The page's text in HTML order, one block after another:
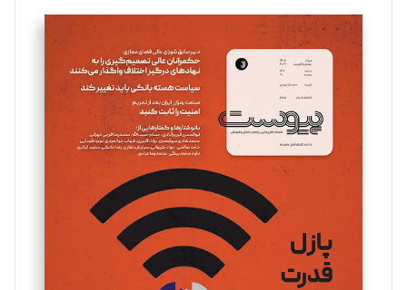
تحریریه
سروش کرمیان
تحریریه
مینا پاکدل
یسنا امان‌پور
تحریریه